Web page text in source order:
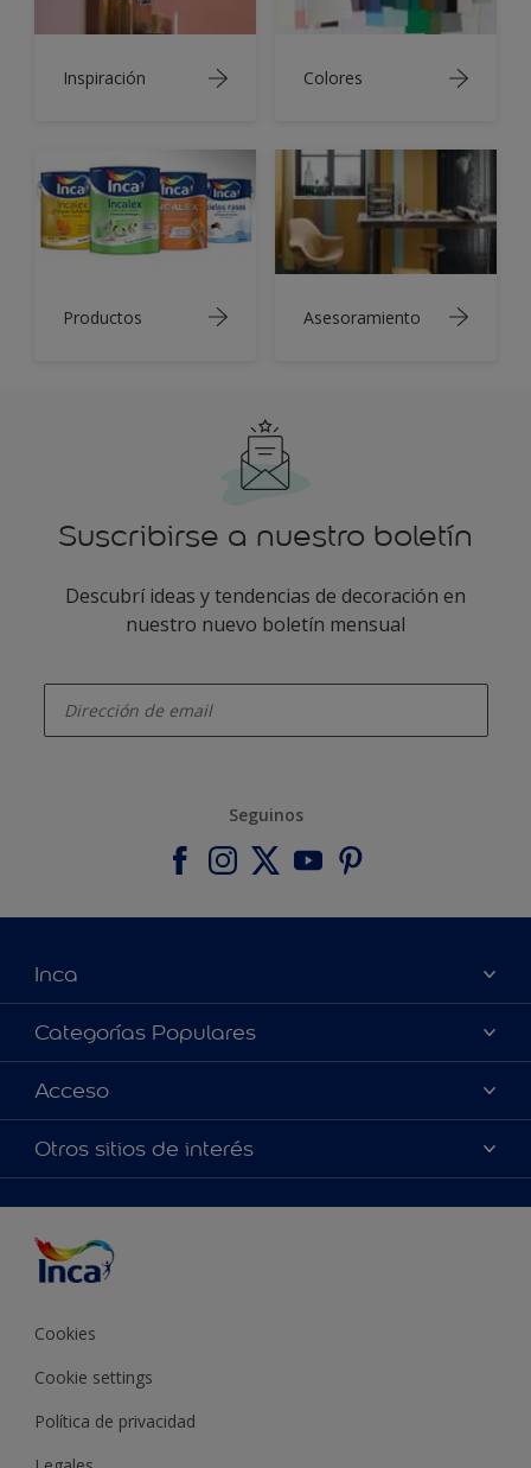
Inspiración Colores
Productos Asesoramiento
Suscribirse a nuestro boletín
Descubrí ideas y tendencias de decoración en
nuestro nuevo boletín mensual
Seguinos
Inca
Acerca de Inca
Contactanos
Encontrá un distribuidor Inca
Categorías Populares
Colores
Productos
Inspiración
Acceso
Accesibilidad
Precisión del color
Otros sitios de interés
Cookies
Cookie settings
Política de privacidad